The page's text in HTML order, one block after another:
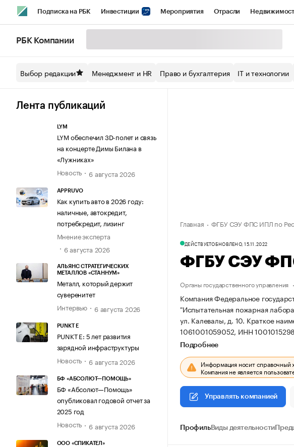
Подписка на РБК Инвестиции Мероприятия Отрасли
Спецпроекты СПб Конференции СПб Спецпроекты
Технологии и медиа
РБК Компании
Выбор редакции Менеджмент и HR Право и бухгалтерия IT и технологии
Лента публикаций
LYM
LYM обеспечил 3D-полет и связь
на концерте Димы Билана в
«Лужниках»
Новость
6 августа 2026
APPRUVO
Как купить авто в 2026 году:
наличные, автокредит,
потребкредит, лизинг
Мнение эксперта
6 августа 2026
АЛЬЯНС СТРАТЕГИЧЕСКИХ
МЕТАЛЛОВ «СТАННУМ»
Металл, который держит
суверенитет
Интервью
6 августа 2026
PUNKT E
PUNKT E: 5 лет развития
зарядной инфраструктуры
Новость
6 августа 2026
БФ «АБСОЛЮТ—ПОМОЩЬ»
БФ «Абсолют—Помощь»
опубликовал годовой отчет за
2025 год
Новость
6 августа 2026
ООО «СПИКАТЕЛ»
Главная ФГБУ СЭУ ФПС ИПЛ по
ДЕЙСТВУЕТОБНОВЛЕНО, 15.11.2022
ФГБУ СЭУ
Органы государственного управления
Компания Федеральное
"Испытательная пожарная
ул. Калевалы, д. 10. Краткое
1061001059052, ИНН
Подробнее
Информация носит справочный
Компания не является
Управлять компанией
ПрофильВиды деятельности